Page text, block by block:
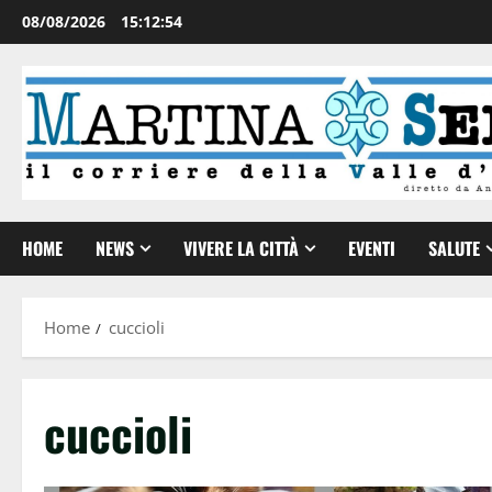
08/08/2026 15:12:54
HOME NEWS VIVERE LA CITTÀ EVENTI SALUTE
Home cuccioli
cuccioli